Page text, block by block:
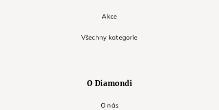
Akce
Všechny kategorie
O Diamondi
O nás